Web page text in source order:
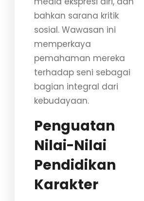
bahkan sarana kritik
sosial. Wawasan ini
memperkaya
pemahaman mereka
terhadap seni sebagai
bagian integral dari
kebudayaan.
Penguatan
Nilai-Nilai
Pendidikan
Karakter